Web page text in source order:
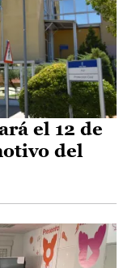
el 12 de
del